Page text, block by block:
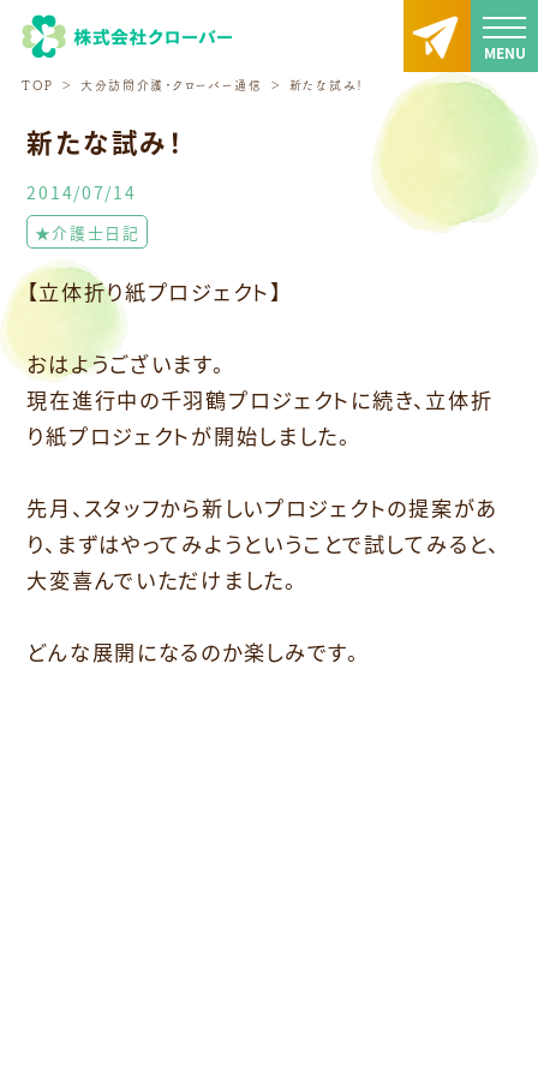
TOP 大分訪問介護・クローバー通信 新たな試み！
新たな試み！
2014/07/14
★介護士日記
【立体折り紙プロジェクト】
おはようございます。
現在進行中の千羽鶴プロジェクトに続き、立体折
り紙プロジェクトが開始しました。
先月、スタッフから新しいプロジェクトの提案があ
り、まずはやってみようということで試してみると、
大変喜んでいただけました。
どんな展開になるのか楽しみです。